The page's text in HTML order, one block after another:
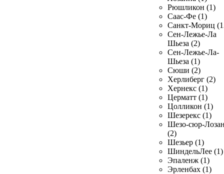
Рюшликон (1)
Саас-Фе (1)
Санкт-Мориц
Сен-Лежье-Ла
Шьеза (2)
Сен-Лежье-Ла-
Шьеза (1)
Сюши (2)
Херлиберг (2)
Хернекс (1)
Церматт (1)
Цолликон (1)
Шезерекс (1)
Шезо-сюр-
(2)
Шезьер (1)
ШиндельЛее (1)
Эпаленж (1)
Эрленбах (1)